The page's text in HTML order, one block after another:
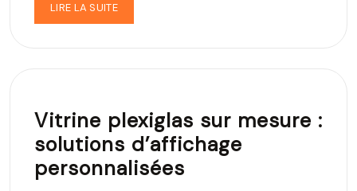
LIRE LA SUITE
Vitrine plexiglas sur mesure :
solutions d’affichage
personnalisées